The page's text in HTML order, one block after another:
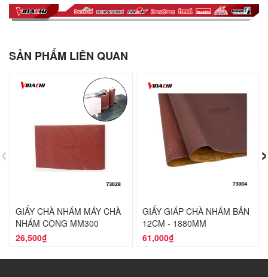
SẢN PHẨM LIÊN QUAN
GIẤY CHÀ NHÁM MÁY CHÀ
NHÁM CONG MM300
26,500₫
GIẤY GIÁP CHÀ NHÁM BẢN
12CM - 1880MM
61,000₫
‹ ›